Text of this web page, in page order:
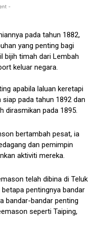
-
pada tahun 1882,
yang penting bagi
bijih timah dari Lembah
keluar negara.
apabila laluan keretapi
pada tahun 1892 dan
dirasmikan pada 1895.
bertambah pesat, ia
dan pemimpin
aktiviti mereka.
telah dibina di Teluk
pentingnya bandar
bandar-bandar penting
seperti Taiping,